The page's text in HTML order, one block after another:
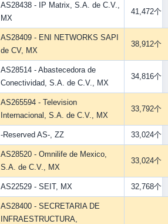
AS28438 - IP Matrix, S.A. de C.V.,
MX
41,472个
AS28409 - ENI NETWORKS SAPI
de CV, MX
38,912个
AS28514 - Abastecedora de
Conectividad, S.A. de C.V., MX
34,816个
AS265594 - Television
Internacional, S.A. de C.V., MX
33,792个
-Reserved AS-, ZZ 33,024个
AS28520 - Omnilife de Mexico,
S.A. de C.V., MX
33,024个
AS22529 - SEIT, MX 32,768个
AS28400 - SECRETARIA DE
INFRAESTRUCTURA,